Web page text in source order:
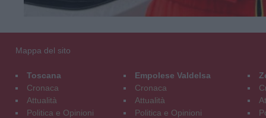
Mappa del sito
Toscana
Cronaca
Attualità
Politica e Opinioni
Empolese Valdelsa
Cronaca
Attualità
Politica e Opinioni